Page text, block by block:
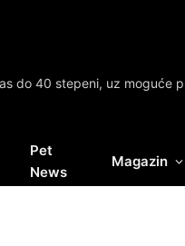
Pet
News
Magazin